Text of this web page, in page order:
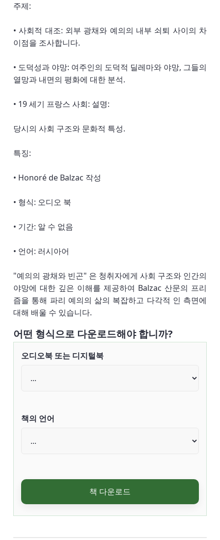
주제:
• 사회적 대조: 외부 광채와 예의의 내부 쇠퇴 사이의 차
이점을 조사합니다.
• 도덕성과 야망: 여주인의 도덕적 딜레마와 야망, 그들의
열망과 내면의 평화에 대한 분석.
• 19 세기 프랑스 사회: 설명:
당시의 사회 구조와 문화적 특성.
특징:
• Honoré de Balzac 작성
• 형식: 오디오 북
• 기간: 알 수 없음
• 언어: 러시아어
"예의의 광채와 빈곤" 은 청취자에게 사회 구조와 인간의
야망에 대한 깊은 이해를 제공하여 Balzac 산문의 프리
즘을 통해 파리 예의의 삶의 복잡하고 다각적 인 측면에
대해 배울 수 있습니다.
어떤 형식으로 다운로드해야 합니까?
오디오북 또는 디지털북
책의 언어
책 다운로드